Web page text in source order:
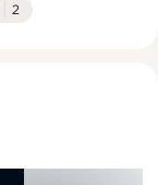
2